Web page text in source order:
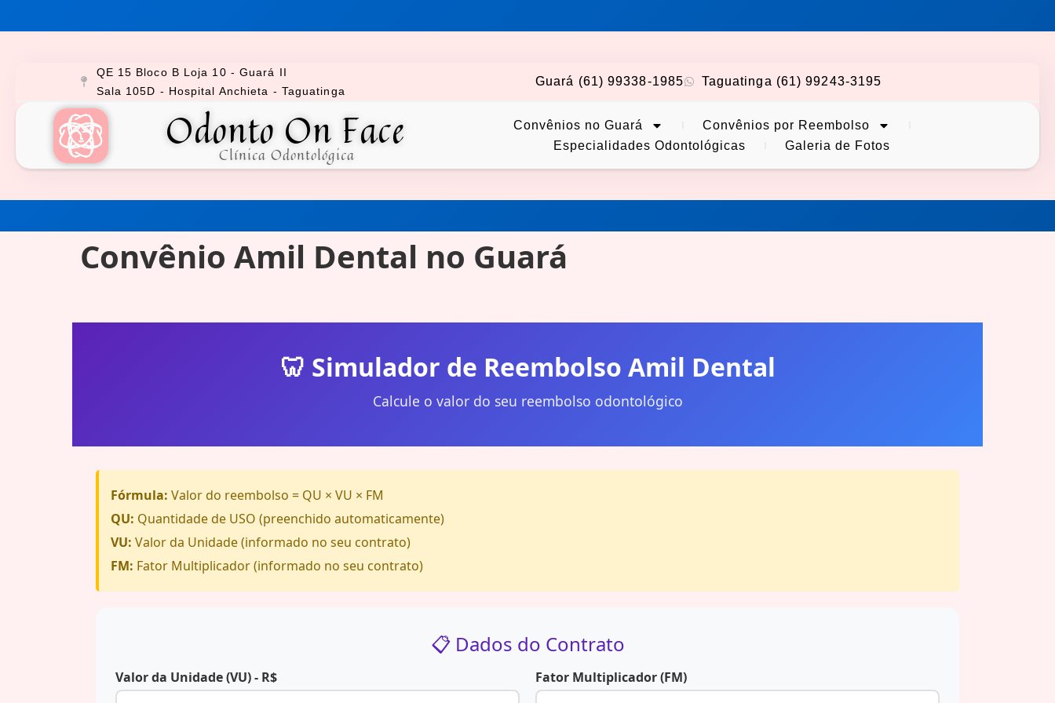
QE 15 Bloco B Loja 10 - Guará II
Sala 105D - Hospital Anchieta - Taguatinga
Guará (61) 99338-1985 Taguatinga (61) 99243-3195
Odonto On Face
Clínica Odontológica
Convênios no Guará
Convênios por Reembolso
Especialidades Odontológicas
Galeria de Fotos
Convênio Amil Dental no Guará
🦷 Simulador de Reembolso Amil Dental
Calcule o valor do seu reembolso odontológico
Fórmula: Valor do reembolso = QU × VU × FM
QU: Quantidade de USO (preenchido automaticamente)
VU: Valor da Unidade (informado no seu contrato)
FM: Fator Multiplicador (informado no seu contrato)
📋 Dados do Contrato
Valor da Unidade (VU) - R$ Fator Multiplicador (FM)